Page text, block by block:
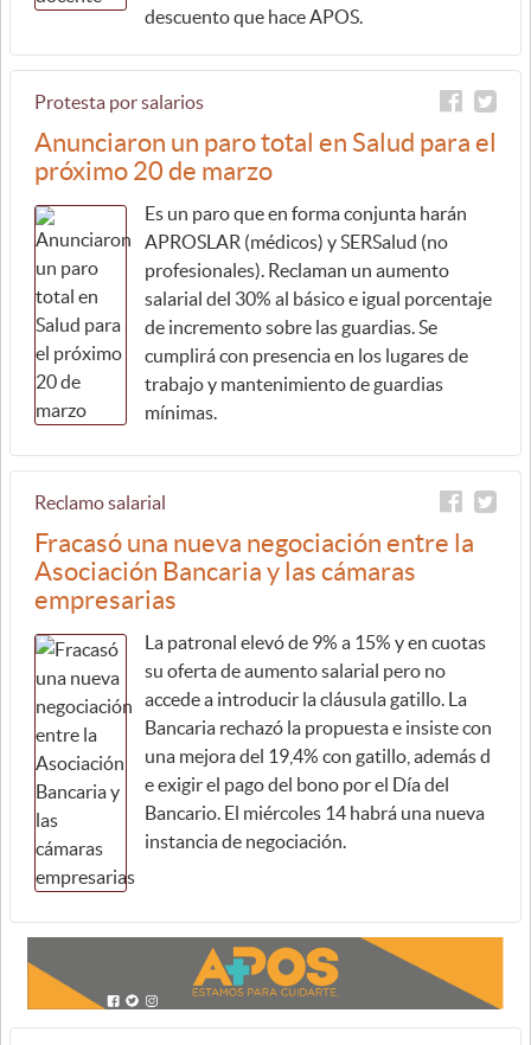
descuento que hace APOS.
Protesta por salarios
Anunciaron un paro total en Salud para el
próximo 20 de marzo
Es un paro que en forma conjunta harán
APROSLAR (médicos) y SERSalud (no
profesionales). Reclaman un aumento
salarial del 30% al básico e igual porcentaje
de incremento sobre las guardias. Se
cumplirá con presencia en los lugares de
trabajo y mantenimiento de guardias
mínimas.
Reclamo salarial
Fracasó una nueva negociación entre la
Asociación Bancaria y las cámaras
empresarias
La patronal elevó de 9% a 15% y en cuotas
su oferta de aumento salarial pero no
accede a introducir la cláusula gatillo. La
Bancaria rechazó la propuesta e insiste con
una mejora del 19,4% con gatillo, además d
e exigir el pago del bono por el Día del
Bancario. El miércoles 14 habrá una nueva
instancia de negociación.